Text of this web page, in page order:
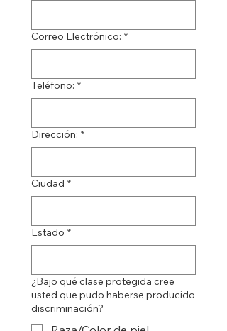
Correo Electrónico: *
Teléfono: *
Dirección: *
Ciudad *
Estado *
¿Bajo qué clase protegida cree
usted que pudo haberse producido
discriminación?